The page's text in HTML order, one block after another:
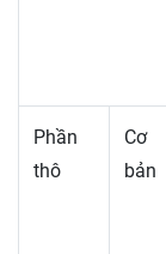
Phần
thô
Cơ
bản